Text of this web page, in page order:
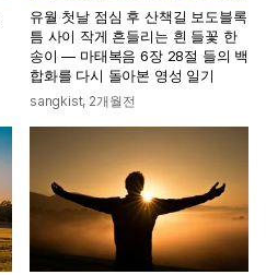
유월 첫날 점심 후 산책길 보도블록
틈 사이 작게 흔들리는 흰 들꽃 한
송이 — 마태복음 6장 28절 들의 백
합화를 다시 돌아본 영성 일기
sangkist, 2개월전